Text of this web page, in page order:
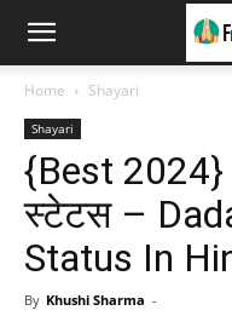
Home Shayari
Shayari
{Best 2024}
स्टेटस –
Status In
By Khushi Sharma -